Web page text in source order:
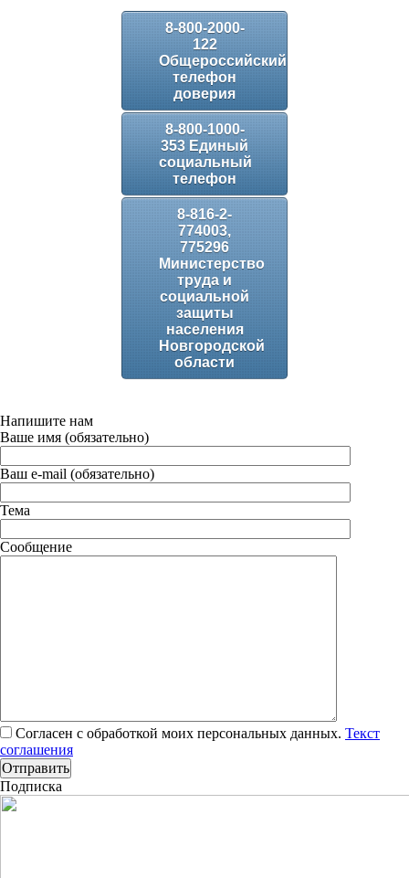
8-800-2000-
122
Общероссийский
телефон
доверия
8-800-1000-
353 Единый
социальный
телефон
8-816-2-
774003,
775296
Министерство
труда и
социальной
защиты
населения
Новгородской
области
Напишите нам
Ваше имя (обязательно)
Ваш e-mail (обязательно)
Тема
Сообщение
Согласен с обработкой моих персональных данных. Текст
соглашения
Подписка